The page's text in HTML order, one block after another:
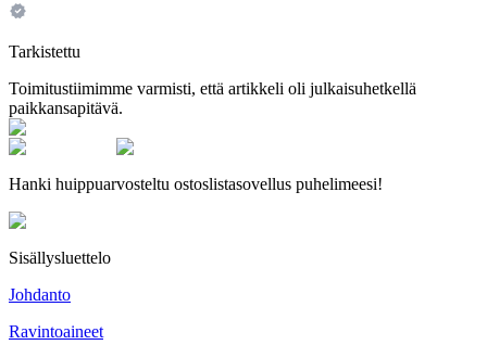
Tarkistettu
Toimitustiimimme varmisti, että artikkeli oli julkaisuhetkellä
paikkansapitävä.
Hanki huippuarvosteltu ostoslistasovellus puhelimeesi!
Sisällysluettelo
Johdanto
Ravintoaineet